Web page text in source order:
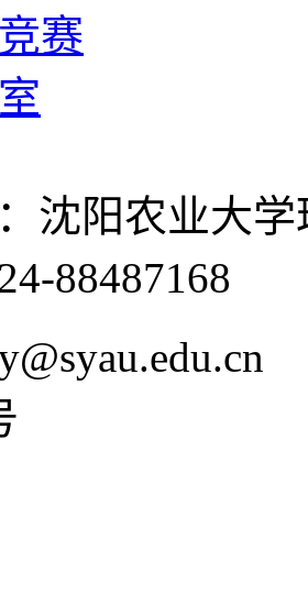
赛
沈阳农业大
88487168